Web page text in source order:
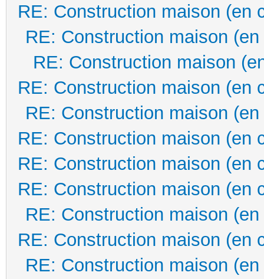
RE: Construction maison (en
RE: Construction maison
RE: Construction maison
RE: Construction maison (en
RE: Construction maison
RE: Construction maison (en
RE: Construction maison (en
RE: Construction maison (en
RE: Construction maison
RE: Construction maison (en
RE: Construction maison